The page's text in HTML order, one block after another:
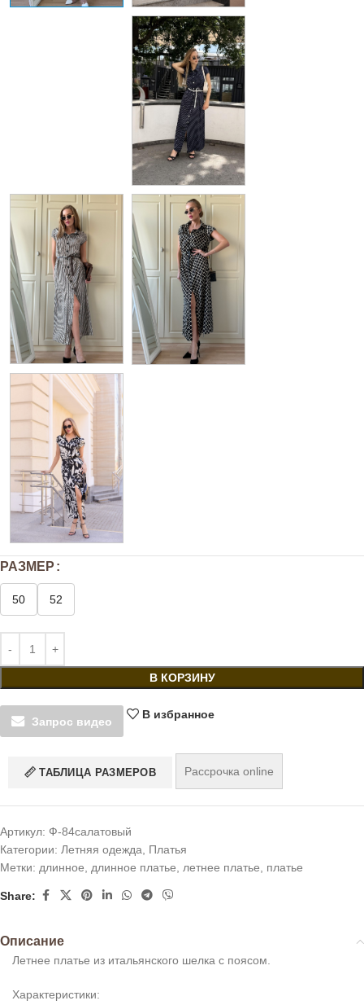
РАЗМЕР
50 52
В КОРЗИНУ
Запрос видео
В избранное
ТАБЛИЦА РАЗМЕРОВ Рассрочка online
Артикул: Ф-84салатовый
Категории: Летняя одежда, Платья
Метки: длинное, длинное платье, летнее платье, платье
Share:
Описание
Летнее платье из итальянского шелка с поясом.
Характеристики: